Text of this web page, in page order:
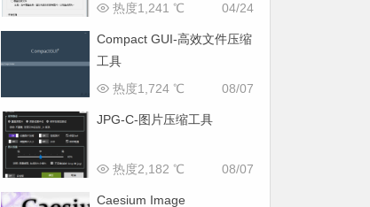
04/24
热度1,241 ℃
Compact GUI-高效文件压缩
工具
08/07
热度1,724 ℃
JPG-C-图片压缩工具
08/07
热度2,182 ℃
Caesium Image